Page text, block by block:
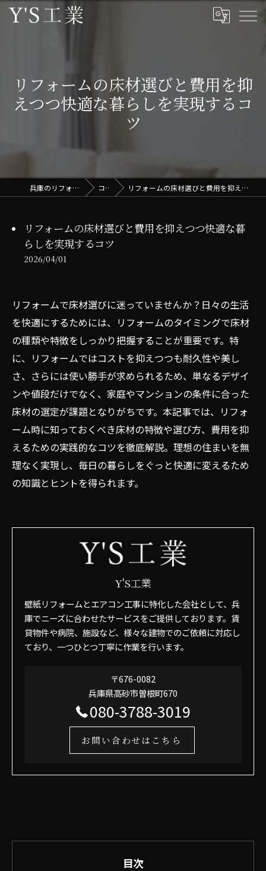
リフォームの床材選びと費用を抑
えつつ快適な暮らしを実現するコ
ツ
兵庫のリフォームはY'S工業 コラム リフォームの床材選びと費用を抑えつつ快適な暮らしを実現するコツ
リフォームの床材選びと費用を抑えつつ快適な暮
らしを実現するコツ
2026/04/01
リフォームで床材選びに迷っていませんか？日々の生活
を快適にするためには、リフォームのタイミングで床材
の種類や特徴をしっかり把握することが重要です。特
に、リフォームではコストを抑えつつも耐久性や美し
さ、さらには使い勝手が求められるため、単なるデザイ
ンや値段だけでなく、家庭やマンションの条件に合った
床材の選定が課題となりがちです。本記事では、リフォ
ーム時に知っておくべき床材の特徴や選び方、費用を抑
えるための実践的なコツを徹底解説。理想の住まいを無
理なく実現し、毎日の暮らしをぐっと快適に変えるため
の知識とヒントを得られます。
Y'S工業
壁紙リフォームとエアコン工事に特化した会社として、兵
庫でニーズに合わせたサービスをご提供しております。賃
貸物件や病院、施設など、様々な建物でのご依頼に対応し
ており、一つひとつ丁寧に作業を行います。
〒676-0082
兵庫県高砂市曽根町670
080-3788-3019
お問い合わせはこちら
目次